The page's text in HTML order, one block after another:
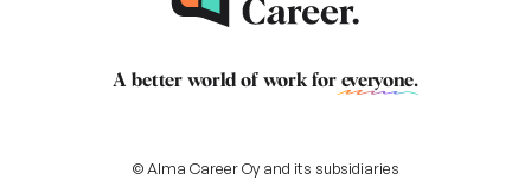
A better world of work for everyone.
© Alma Career Oy and its subsidiaries